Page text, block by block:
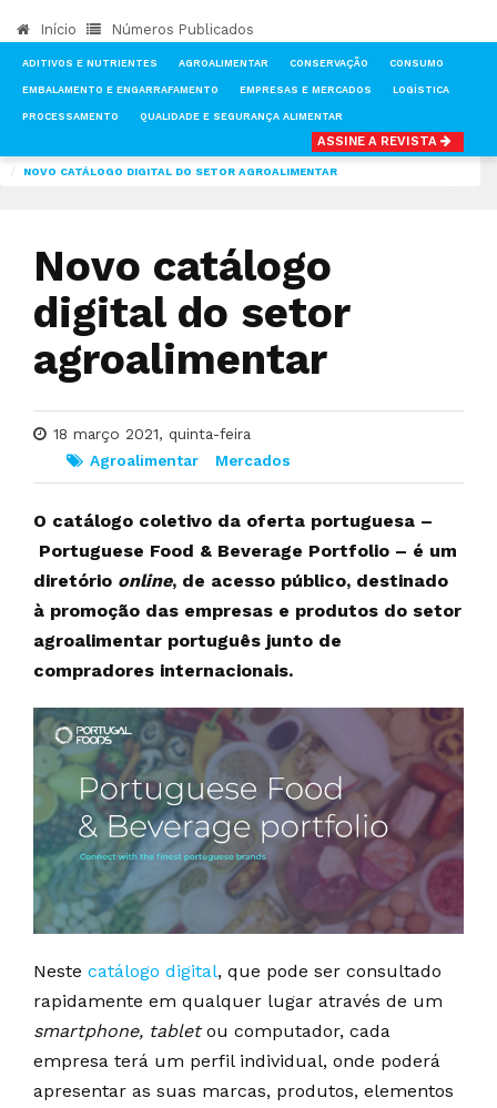
Início Números Publicados
ADITIVOS E NUTRIENTES AGROALIMENTAR CONSERVAÇÃO CONSUMO
EMBALAMENTO E ENGARRAFAMENTO EMPRESAS E MERCADOS LOGÍSTICA
PROCESSAMENTO QUALIDADE E SEGURANÇA ALIMENTAR
ASSINE A REVISTA
NOVO CATÁLOGO DIGITAL DO SETOR AGROALIMENTAR
Novo catálogo
digital do setor
agroalimentar
18 março 2021, quinta-feira
Agroalimentar
Mercados
O catálogo coletivo da oferta portuguesa –
Portuguese Food & Beverage Portfolio – é um
diretório online, de acesso público, destinado
à promoção das empresas e produtos do setor
agroalimentar português junto de
compradores internacionais.
Neste catálogo digital, que pode ser consultado
rapidamente em qualquer lugar através de um
smartphone, tabletou computador, cada
empresa terá um perfil individual, onde poderá
apresentar as suas marcas, produtos, elementos